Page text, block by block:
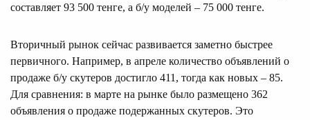
составляет 93 500 тенге, а б/у моделей – 75 000 тенге.
Вторичный рынок сейчас развивается заметно быстрее
первичного. Например, в апреле количество объявлений о
продаже б/у скутеров достигло 411, тогда как новых – 85.
Для сравнения: в марте на рынке было размещено 362
объявления о продаже подержанных скутеров. Это